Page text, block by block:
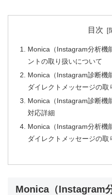
目次
Monica（Instagram分析機
ントの取り扱いについて
Monica（Instagram診断機
ダイレクトメッセージの取
Monica（Instagram診断機
対応詳細
Monica（Instagram分析機
ダイレクトメッセージの
Monica（Instagram